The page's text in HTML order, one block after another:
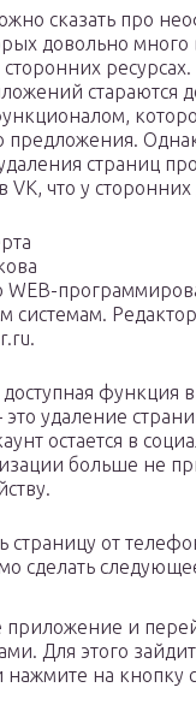
сказать про
довольно много
стараются
предложения.
страниц
VK, что у
WEB-
системам. Редактор
доступная функция
удаление
остается в
больше не
страницу от
сделать
приложение и
Для этого
нажмите на кнопку